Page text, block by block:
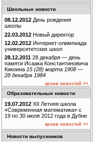
Школьные новости
08.12.2012 День рождения
школы
22.03.2012 Новый директор
12.02.2012 Интернет-олимпиада
университетских школ
28.12.2011 28 декабря — день
памяти Исаака Константиновича
Кикоина 15 (28) марта 1908 —
28 декабря 1984
архив новостей >>
Образовательные новости
19.07.2012 XII Летняя школа
«Современная математика» с
19 по 30 июля 2012 года в Дубне
архив новостей >>
Новости выпускников